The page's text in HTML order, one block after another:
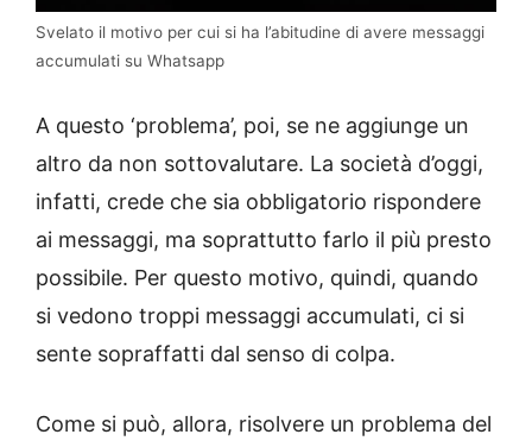
Svelato il motivo per cui si ha l’abitudine di avere messaggi
accumulati su Whatsapp
A questo ‘problema’, poi, se ne aggiunge un
altro da non sottovalutare. La società d’oggi,
infatti, crede che sia obbligatorio rispondere
ai messaggi, ma soprattutto farlo il più presto
possibile. Per questo motivo, quindi, quando
si vedono troppi messaggi accumulati, ci si
sente sopraffatti dal senso di colpa.
Come si può, allora, risolvere un problema del